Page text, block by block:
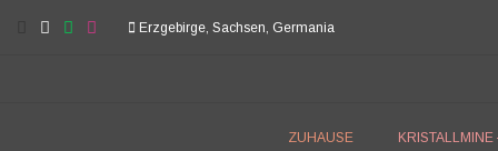
Erzgebirge, Sachsen, Germania
ZUHAUSE KRISTALLMINE